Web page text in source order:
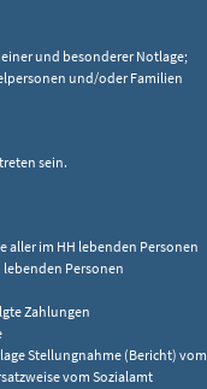
und besonderer Notlage;
und/oder Familien
sein.
aller im HH lebenden Personen
lebenden Personen
Zahlungen
Stellungnahme (Bericht) vom
vom Sozialamt